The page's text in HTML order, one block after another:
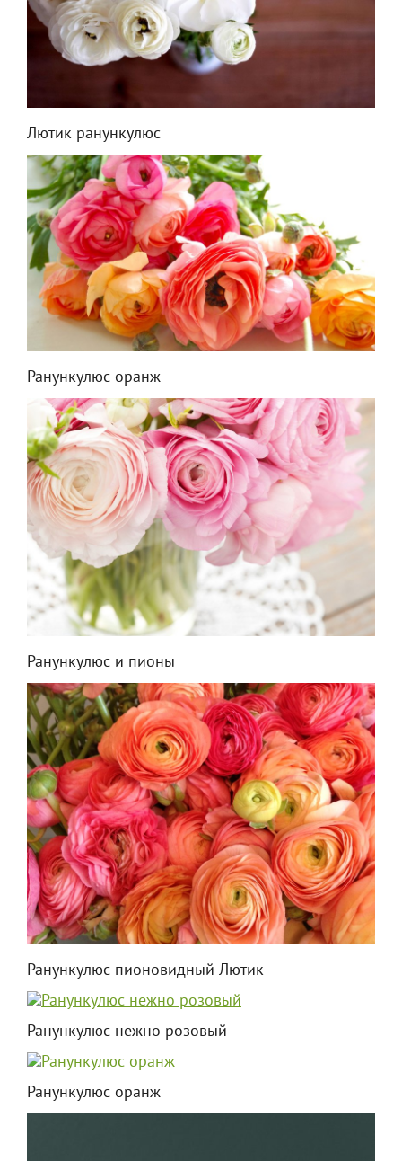
Лютик ранункулюс
Ранункулюс оранж
Ранункулюс и пионы
Ранункулюс пионовидный Лютик
Ранункулюс нежно розовый
Ранункулюс оранж